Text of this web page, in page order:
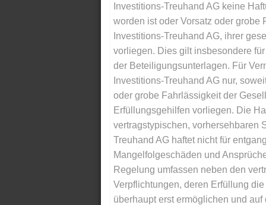
Investitions-Treuhand AG keine
worden ist oder Vorsatz oder
Investitions-Treuhand AG, ihrer
vorliegen. Dies gilt insbesondere
der Beteiligungsunterlagen. Für
Investitions-Treuhand AG nur,
oder grobe Fahrlässigkeit der
Erfüllungsgehilfen vorliegen. Die
vertragstypischen, vorhersehbaren
Treuhand AG haftet nicht für
Mangelfolgeschäden und
Regelung umfassen neben den
Verpflichtungen, deren Erfüllung
überhaupt erst ermöglichen und